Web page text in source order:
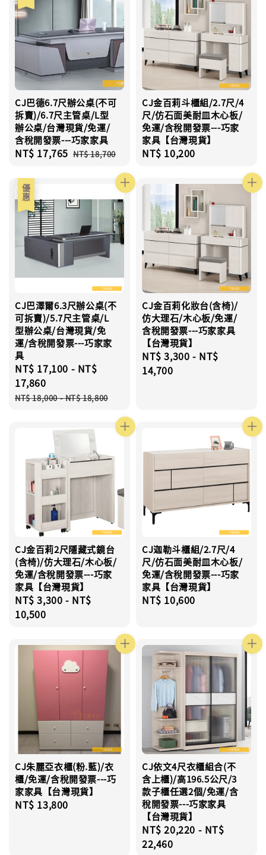
CJ巴德6.7尺辦公桌(不可
拆賣)/6.7尺主管桌/L型
辦公桌/台灣現貨/免運/
含稅開發票---巧家家具
Sale
NT$ 17,765 Regular
NT$ 18,700
CJ金百莉斗櫃組/2.7尺/4
尺/仿石面美耐皿木心板/
免運/含稅開發票---巧家
家具【台灣現貨】
Regular
NT$ 10,200
優惠
CJ巴澤爾6.3尺辦公桌(不
可拆賣)/5.7尺主管桌/L
型辦公桌/台灣現貨/免
運/含稅開發票---巧家家
具
Sale
price
NT$ 17,100 - NT$
17,860
Regular
NT$ 18,000-NT$ 18,800
CJ金百莉化妝台(含椅)/
仿大理石/木心板/免運/
含稅開發票---巧家家具
【台灣現貨】
Regular
price
NT$ 3,300 - NT$
14,700
CJ金百莉2尺隱藏式鏡台
(含椅)/仿大理石/木心板/
免運/含稅開發票---巧家
家具【台灣現貨】
Regular
price
NT$ 3,300 - NT$
10,500
CJ迦勒斗櫃組/2.7尺/4
尺/仿石面美耐皿木心板/
免運/含稅開發票---巧家
家具【台灣現貨】
Regular
NT$ 10,600
CJ朱麗亞衣櫃(粉.藍)/衣
櫃/免運/含稅開發票---巧
家家具【台灣現貨】
Regular
NT$ 13,800
CJ依文4尺衣櫃組合(不
含上櫃)/高196.5公尺/3
款子櫃任選2個/免運/含
稅開發票---巧家家具
【台灣現貨】
Regular
price
NT$ 20,220 - NT$
22,460